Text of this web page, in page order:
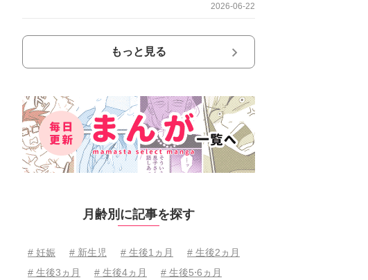
2026-06-22
もっと見る
月齢別に記事を探す
# 妊娠 # 新生児 # 生後1ヵ月
# 生後2ヵ月
# 生後3ヵ月
# 生後4ヵ月
# 生後5⋅6ヵ月